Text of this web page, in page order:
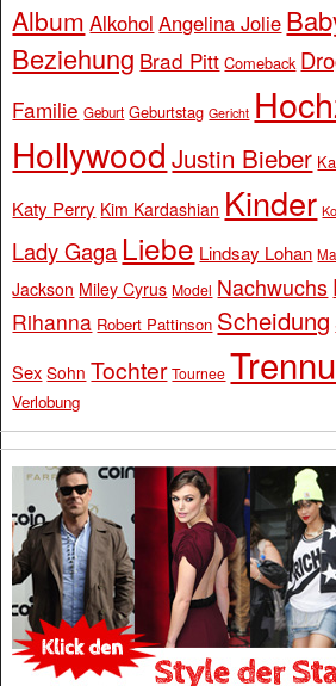
Album Alkohol Angelina Jolie
Beziehung Brad Pitt Comeback
Familie Geburt Geburtstag Gericht
Hollywood Justin Bieber
Katy Perry Kim Kardashian Kinder
Lady Gaga Liebe Lindsay Lohan
Jackson Miley Cyrus Model Nachwuchs
Rihanna Robert Pattinson Scheidung
Sex Sohn Tochter Tournee
Verlobung